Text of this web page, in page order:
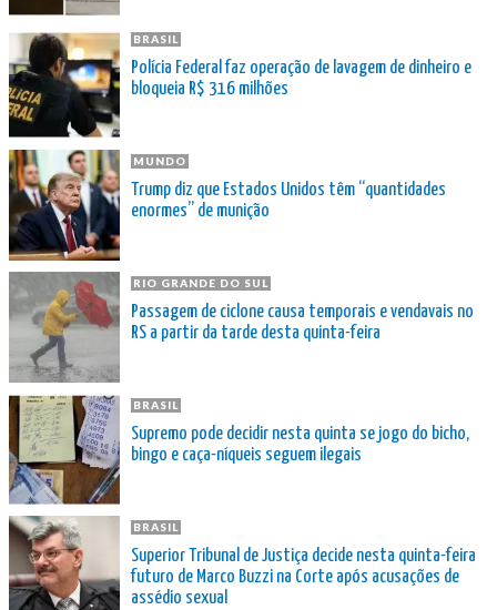
BRASIL
Polícia Federal faz operação de lavagem de dinheiro e
bloqueia R$ 316 milhões
MUNDO
Trump diz que Estados Unidos têm “quantidades
enormes” de munição
RIO GRANDE DO SUL
Passagem de ciclone causa temporais e vendavais no
RS a partir da tarde desta quinta-feira
BRASIL
Supremo pode decidir nesta quinta se jogo do bicho,
bingo e caça-níqueis seguem ilegais
BRASIL
Superior Tribunal de Justiça decide nesta quinta-feira
futuro de Marco Buzzi na Corte após acusações de
assédio sexual